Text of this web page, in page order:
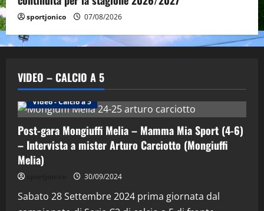
sportjonico 07/08/2026
VIDEO – CALCIO A 5
Altri Sport Calcio a 5 Maschile
Video - Calcio a 5
Post-gara Mongiuffi Melia – Mamma Mia Sport (4-6)
– Intervista a mister Arturo Carciotto (Mongiuffi
Melia)
30/09/2024
Sabato 28 Settembre 2024 prima giornata dal
“SportEmpire” in Podcast: 29^ Puntata
(Martedi 28 Aprile 2026)